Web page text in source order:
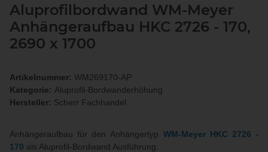
Aluprofilbordwand WM-Meyer
Anhängeraufbau HKC 2726 - 170,
2690 x 1700
Artikelnummer: WM269170-AP
Kategorie: Aluprofil-Bordwanderhöhung
Hersteller: Scherr Fachhandel
Anhängeraufbau für den Anhängertyp WM-Meyer HKC 2726 -
170 als Aluprofil-Bordwand Ausführung.